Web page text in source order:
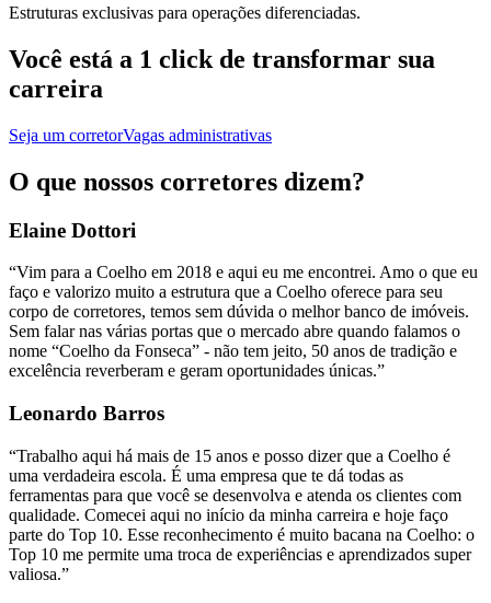
Estruturas exclusivas para operações diferenciadas.
Você está a 1 click de transformar sua
carreira
Seja um corretorVagas administrativas
O que nossos corretores dizem?
Elaine Dottori
“Vim para a Coelho em 2018 e aqui eu me encontrei. Amo o que eu
faço e valorizo muito a estrutura que a Coelho oferece para seu
corpo de corretores, temos sem dúvida o melhor banco de imóveis.
Sem falar nas várias portas que o mercado abre quando falamos o
nome “Coelho da Fonseca” - não tem jeito, 50 anos de tradição e
excelência reverberam e geram oportunidades únicas.”
Leonardo Barros
“Trabalho aqui há mais de 15 anos e posso dizer que a Coelho é
uma verdadeira escola. É uma empresa que te dá todas as
ferramentas para que você se desenvolva e atenda os clientes com
qualidade. Comecei aqui no início da minha carreira e hoje faço
parte do Top 10. Esse reconhecimento é muito bacana na Coelho: o
Top 10 me permite uma troca de experiências e aprendizados super
valiosa.”